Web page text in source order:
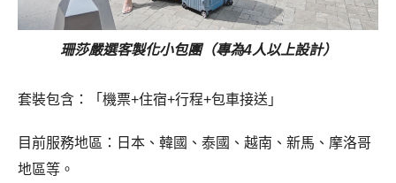
珊莎嚴選客製化小包團（專為4人以上設計）
套裝包含：「機票+住宿+行程+包車接送」
目前服務地區：日本、韓國、泰國、越南、新馬、摩洛哥
地區等。